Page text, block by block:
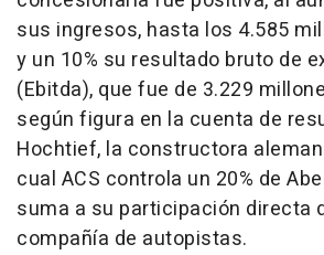
sus ingresos, hasta los 4.585
y un 10% su resultado bruto de
(Ebitda), que fue de 3.229
según figura en la cuenta de
Hochtief, la constructora
cual ACS controla un 20% de
suma a su participación directa
compañía de autopistas.